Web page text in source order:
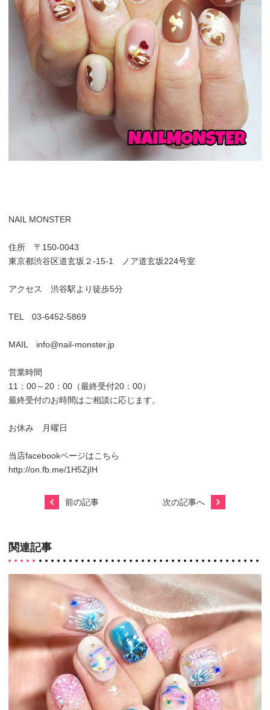
NAIL MONSTER
住所 〒150-0043
東京都渋谷区道玄坂２-15-1 ノア道玄坂224号室
アクセス 渋谷駅より徒歩5分
TEL 03-6452-5869
MAIL info@nail-monster.jp
営業時間
11：00～20：00（最終受付20：00）
最終受付のお時間はご相談に応じます。
お休み 月曜日
当店facebookページはこちら
http://on.fb.me/1H5ZjIH
前の記事 次の記事へ
関連記事